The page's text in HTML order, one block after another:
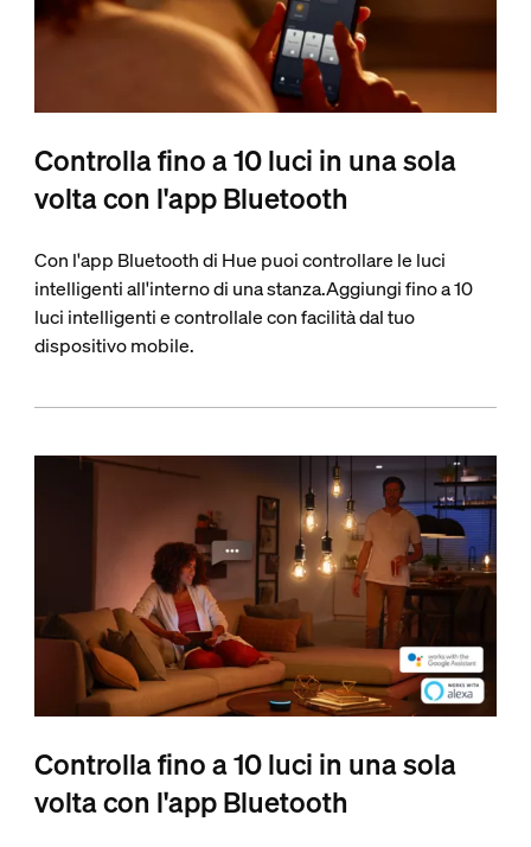
Controlla fino a 10 luci in una sola
volta con l'app Bluetooth
Con l'app Bluetooth di Hue puoi controllare le luci
intelligenti all'interno di una stanza.Aggiungi fino a 10
luci intelligenti e controllale con facilità dal tuo
dispositivo mobile.
Controlla fino a 10 luci in una sola
volta con l'app Bluetooth